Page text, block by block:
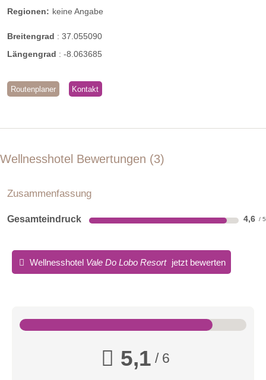
Regionen: keine Angabe
Breitengrad : 37.055090
Längengrad : -8.063685
Routenplaner Kontakt
Wellnesshotel Bewertungen 3
Zusammenfassung
Gesamteindruck 4,6
Wellnesshotel Vale Do Lobo Resort jetzt bewerten
5,1 / 6